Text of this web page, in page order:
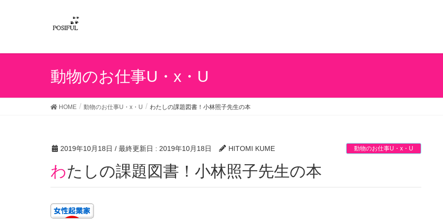
動物のお仕事U・x・U
HOME 動物のお仕事U・x・U わたしの課題図書！小林照子先生の本
2019年10月18日 / 最終更新日 : 2019年10月18日 HITOMI KUME 動物のお仕事U・x・U
わたしの課題図書！小林照子先生の本